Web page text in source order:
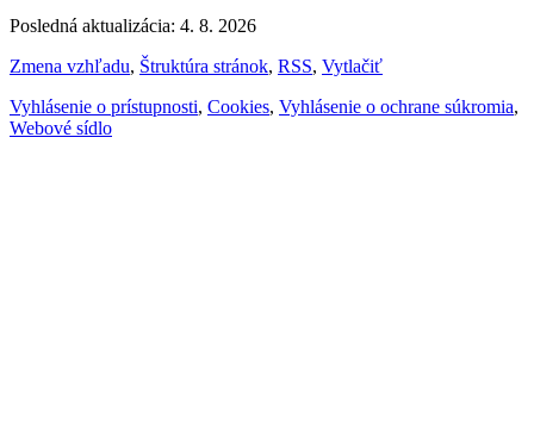
Posledná aktualizácia: 4. 8. 2026
Zmena vzhľadu, Štruktúra stránok, RSS, Vytlačiť
Vyhlásenie o prístupnosti, Cookies, Vyhlásenie o ochrane súkromia,
Webové sídlo